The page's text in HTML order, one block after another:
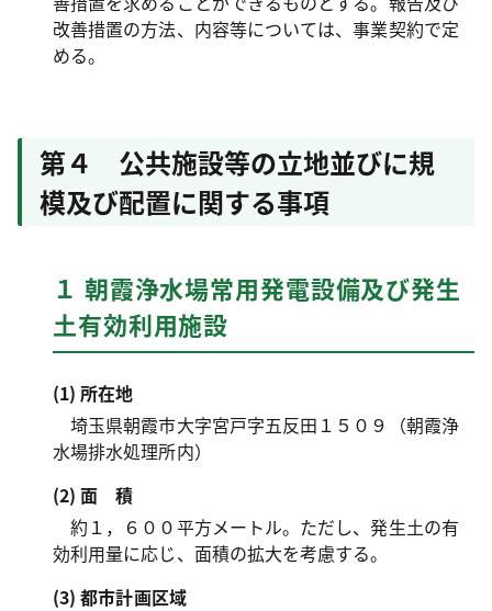
改善措置の方法、内容等については、事業契約で定
める。
第４ 公共施設等の立地並びに規
模及び配置に関する事項
１ 朝霞浄水場常用発電設備及び発生
土有効利用施設
(1) 所在地
埼玉県朝霞市大字宮戸字五反田１５０９（朝霞浄
水場排水処理所内）
(2)面積
約１，６００平方メートル。ただし、発生土の有
効利用量に応じ、面積の拡大を考慮する。
(3) 都市計画区域